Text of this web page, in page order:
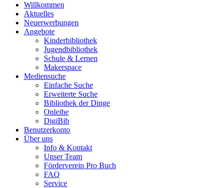
Willkommen
Aktuelles
Neuerwerbungen
Angebote
Kinderbibliothek
Jugendbibliothek
Schule & Lernen
Makerspace
Mediensuche
Einfache Suche
Erweiterte Suche
Bibliothek der Dinge
Onleihe
DigiBib
Benutzerkonto
Über uns
Info & Kontakt
Unser Team
Förderverein Pro Buch
FAQ
Service